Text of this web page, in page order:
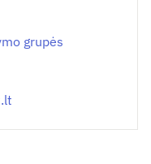
grupės